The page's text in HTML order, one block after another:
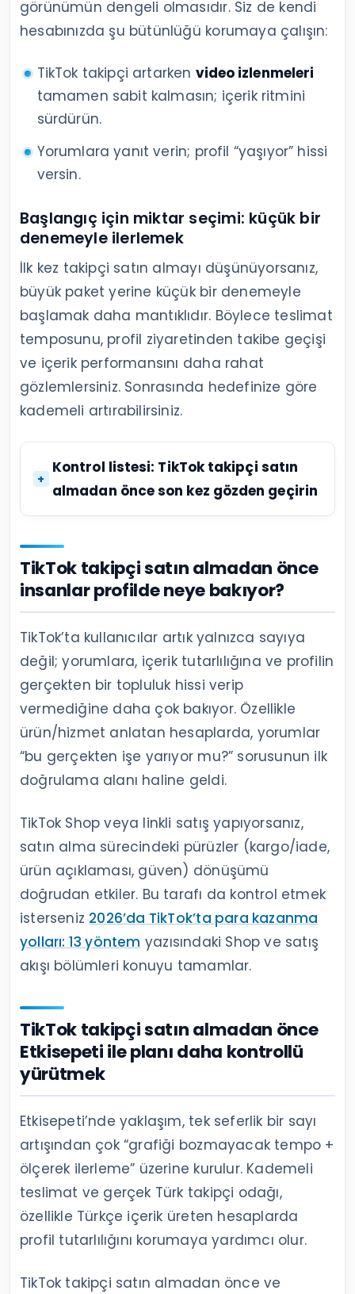
görünümün dengeli olmasıdır. Siz de kendi
hesabınızda şu bütünlüğü korumaya çalışın:
TikTok takipçi artarken video izlenmeleri
tamamen sabit kalmasın; içerik ritmini
sürdürün.
Yorumlara yanıt verin; profil “yaşıyor” hissi
versin.
Başlangıç için miktar seçimi: küçük bir
denemeyle ilerlemek
İlk kez takipçi satın almayı düşünüyorsanız,
büyük paket yerine küçük bir denemeyle
başlamak daha mantıklıdır. Böylece teslimat
temposunu, profil ziyaretinden takibe geçişi
ve içerik performansını daha rahat
gözlemlersiniz. Sonrasında hedefinize göre
kademeli artırabilirsiniz.
Kontrol listesi: TikTok takipçi satın
almadan önce son kez gözden geçirin
TikTok takipçi satın almadan önce
insanlar profilde neye bakıyor?
TikTok’ta kullanıcılar artık yalnızca sayıya
değil; yorumlara, içerik tutarlılığına ve profilin
gerçekten bir topluluk hissi verip
vermediğine daha çok bakıyor. Özellikle
ürün/hizmet anlatan hesaplarda, yorumlar
“bu gerçekten işe yarıyor mu?” sorusunun ilk
doğrulama alanı haline geldi.
TikTok Shop veya linkli satış yapıyorsanız,
satın alma sürecindeki pürüzler (kargo/iade,
ürün açıklaması, güven) dönüşümü
doğrudan etkiler. Bu tarafı da kontrol etmek
isterseniz 2026’da TikTok’ta para kazanma
yolları: 13 yöntem yazısındaki Shop ve satış
akışı bölümleri konuyu tamamlar.
TikTok takipçi satın almadan önce
Etkisepeti ile planı daha kontrollü
yürütmek
Etkisepeti’nde yaklaşım, tek seferlik bir sayı
artışından çok “grafiği bozmayacak tempo +
ölçerek ilerleme” üzerine kurulur. Kademeli
teslimat ve gerçek Türk takipçi odağı,
özellikle Türkçe içerik üreten hesaplarda
profil tutarlılığını korumaya yardımcı olur.
TikTok takipçi satın almadan önce ve